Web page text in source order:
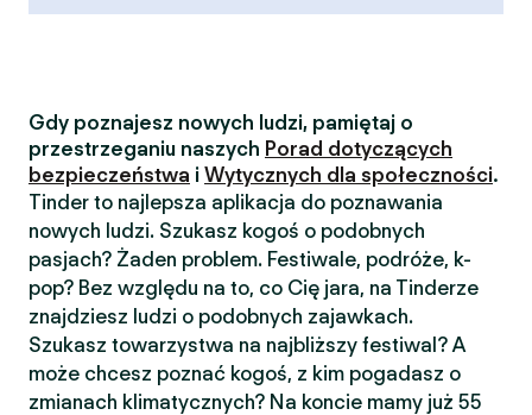
Gdy poznajesz nowych ludzi, pamiętaj o
przestrzeganiu naszych Porad dotyczących
bezpieczeństwa i Wytycznych dla społeczności.
Tinder to najlepsza aplikacja do poznawania
nowych ludzi. Szukasz kogoś o podobnych
pasjach? Żaden problem. Festiwale, podróże, k-
pop? Bez względu na to, co Cię jara, na Tinderze
znajdziesz ludzi o podobnych zajawkach.
Szukasz towarzystwa na najbliższy festiwal? A
może chcesz poznać kogoś, z kim pogadasz o
zmianach klimatycznych? Na koncie mamy już 55